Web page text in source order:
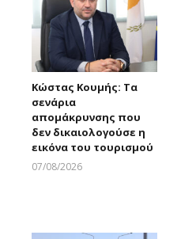
Κώστας Κουμής: Τα
σενάρια
απομάκρυνσης που
δεν δικαιολογούσε η
εικόνα του τουρισμού
07/08/2026